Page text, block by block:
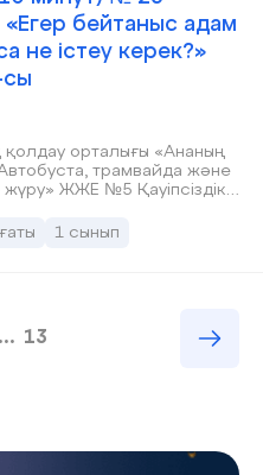
бейтаныс адам
не істеу керек?»
сы
қолдау орталығы «Ананың
трамвайда және
жүру» ЖЖЕ №5 Қауіпсіздік
не істеу керек?»
1 сынып
... 13